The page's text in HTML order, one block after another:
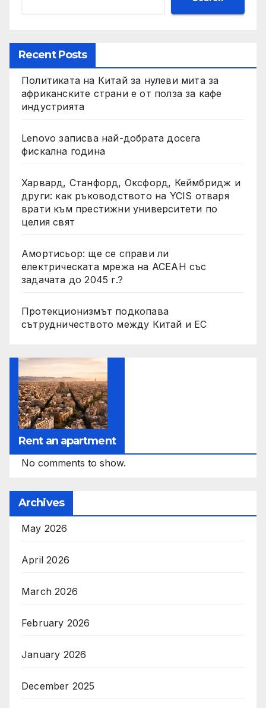
Recent Posts
Политиката на Китай за нулеви мита за
африканските страни е от полза за кафе
индустрията
Lenovo записва най-добрата досега
фискална година
Харвард, Станфорд, Оксфорд, Кеймбридж и
други: как ръководството на YCIS отваря
врати към престижни университети по
целия свят
Амортисьор: ще се справи ли
електрическата мрежа на АСЕАН със
задачата до 2045 г.?
Протекционизмът подкопава
сътрудничеството между Китай и ЕС
Rent an apartment
No comments to show.
Archives
May 2026
April 2026
March 2026
February 2026
January 2026
December 2025